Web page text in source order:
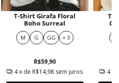
T-Shirt Girafa Floral
Boho Surreal
M G GG + 3
R$59,90
4x de R$14,98sem juros
T-
4